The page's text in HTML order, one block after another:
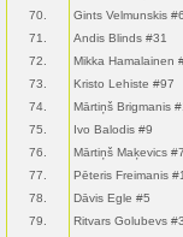
70.
Gints Velmunskis
71.
Andis Blinds #31
72.
Mikka Hamalainen
73.
Kristo Lehiste #97
74.
Mārtiņš Brigmanis
75.
Ivo Balodis #9
76.
Mārtiņš Maķevics
77.
Pēteris Freimanis
78.
Dāvis Egle #5
79.
Ritvars Golubevs